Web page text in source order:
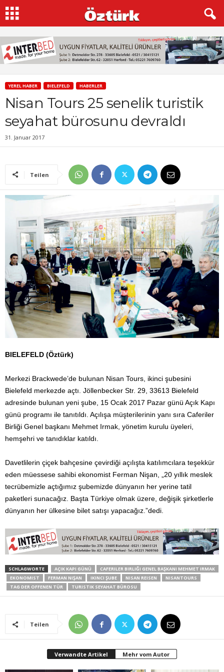
YEREL HABER BIELEFELD HABERLER
Nisan Tours 25 senelik turistik
seyahat bürosunu devraldı
31. Januar 2017
Teilen
BIELEFELD (Öztürk)
Merkezi Brackwede’de bulunan Nisan Tours, ikinci şubesini
Bielefeld merkezde açtı. Jöllenbecker Str. 29, 33613 Bielefeld
adresinde bulunan yeni şube, 15 Ocak 2017 Pazar günü Açık Kapı
günü programı ile tanıtıldı. Açılışa müşterilerinin yanı sıra Caferiler
Birliği Genel başkanı Mehmet Irmak, yönetim kurulu üyeleri,
hemşehri ve tanıdıklar katıldı.
Davetlilerin çiçek bahçesine çevirdiği açılışta katılımcılara teşekkür
eden müessese sahibi ekonomist Ferman Nişan, „20 yıllık meslek
tecrübemizle açtığımız şubemizde dünyanın her yerine tatil
paketleri sunacağız. Başta Türkiye olmak üzere, değişik şirketlerle
dünyanın her ülkesine bilet satışı yapacağız.”dedi.
SCHLAGWORTE AÇIK KAPI GÜNÜ
CAFERILER BIRLIĞI GENEL BAŞKANI MEHMET IRMAK
EKONOMIST
FERMAN NIŞAN IKINCI ŞUBE NISAN REISEN
NISANTOURS
TAG DER OFFENEN TÜR
TURISTIK SEYAHAT BÜROSU
Teilen
Verwandte Artikel Mehr vom Autor